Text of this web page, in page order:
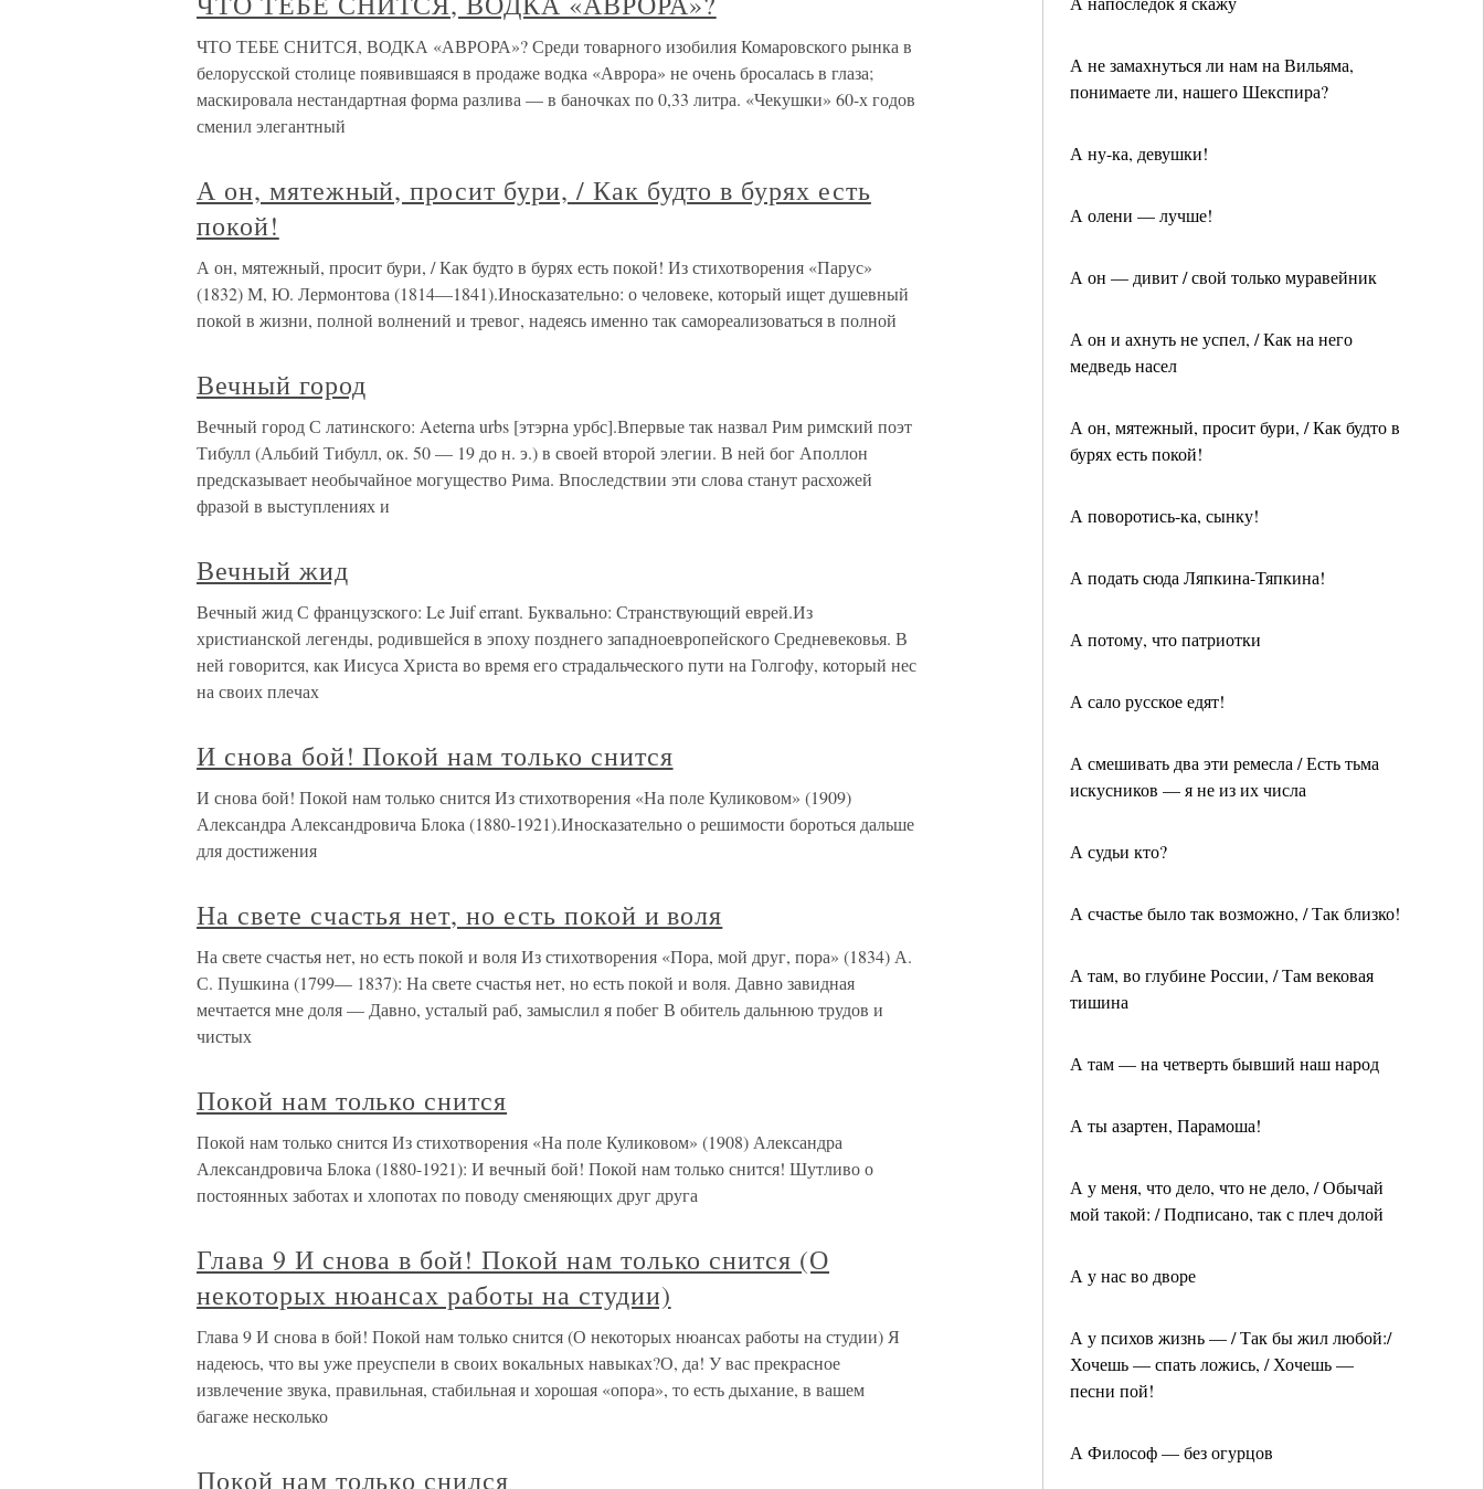
А не замахнуться ли нам на Вильяма,
понимаете ли, нашего Шекспира?
А ну-ка, девушки!
А олени — лучше!
А он — дивит / свой только муравейник
А он и ахнуть не успел, / Как на него
медведь насел
А он, мятежный, просит бури, / Как будто в
бурях есть покой!
А поворотись-ка, сынку!
А подать сюда Ляпкина-Тяпкина!
А потому, что патриотки
А сало русское едят!
А смешивать два эти ремесла / Есть тьма
искусников — я не из их числа
А судьи кто?
А счастье было так возможно, / Так близко!
А там, во глубине России, / Там вековая
тишина
А там — на четверть бывший наш народ
А ты азартен, Парамоша!
А у меня, что дело, что не дело, / Обычай
мой такой: / Подписано, так с плеч долой
А у нас во дворе
А у психов жизнь — / Так бы жил любой:/
Хочешь — спать ложись, / Хочешь —
песни пой!
А Философ — без огурцов
ЧТО ТЕБЕ СНИТСЯ, ВОДКА «АВРОРА»? Среди товарного изобилия Комаровского рынка в
белорусской столице появившаяся в продаже водка «Аврора» не очень бросалась в глаза;
маскировала нестандартная форма разлива — в баночках по 0,33 литра. «Чекушки» 60-х годов
сменил элегантный
А он, мятежный, просит бури, / Как будто в бурях есть
покой!
А он, мятежный, просит бури, / Как будто в бурях есть покой! Из стихотворения «Парус»
(1832) М, Ю. Лермонтова (1814—1841).Иносказательно: о человеке, который ищет душевный
покой в жизни, полной волнений и тревог, надеясь именно так самореализоваться в полной
Вечный город
Вечный город С латинского: Aeterna urbs [этэрна урбс].Впервые так назвал Рим римский поэт
Тибулл (Альбий Тибулл, ок. 50 — 19 до н. э.) в своей второй элегии. В ней бог Аполлон
предсказывает необычайное могущество Рима. Впоследствии эти слова станут расхожей
фразой в выступлениях и
Вечный жид
Вечный жид С французского: Le Juif errant. Буквально: Странствующий еврей.Из
христианской легенды, родившейся в эпоху позднего западноевропейского Средневековья. В
ней говорится, как Иисуса Христа во время его страдальческого пути на Голгофу, который нес
на своих плечах
И снова бой! Покой нам только снится
И снова бой! Покой нам только снится Из стихотворения «На поле Куликовом» (1909)
Александра Александровича Блока (1880-1921).Иносказательно о решимости бороться дальше
для достижения
На свете счастья нет, но есть покой и воля
На свете счастья нет, но есть покой и воля Из стихотворения «Пора, мой друг, пора» (1834) А.
С. Пушкина (1799— 1837): На свете счастья нет, но есть покой и воля. Давно завидная
мечтается мне доля — Давно, усталый раб, замыслил я побег В обитель дальнюю трудов и
чистых
Покой нам только снится
Покой нам только снится Из стихотворения «На поле Куликовом» (1908) Александра
Александровича Блока (1880-1921): И вечный бой! Покой нам только снится! Шутливо о
постоянных заботах и хлопотах по поводу сменяющих друг друга
Глава 9 И снова в бой! Покой нам только снится (О
некоторых нюансах работы на студии)
Глава 9 И снова в бой! Покой нам только снится (О некоторых нюансах работы на студии) Я
надеюсь, что вы уже преуспели в своих вокальных навыках?О, да! У вас прекрасное
извлечение звука, правильная, стабильная и хорошая «опора», то есть дыхание, в вашем
багаже несколько
Покой нам только снился